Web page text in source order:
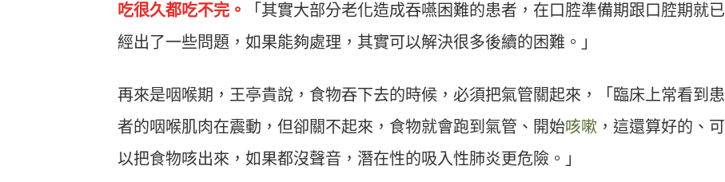
吃很久都吃不完。
「其實大部分老化造成吞嚥困難的患者，在口腔準備期跟口腔期就已
經出了一些問題，如果能夠處理，其實可以解決很多後續的困難。」
再來是咽喉期，王亭貴說，食物吞下去的時候，必須把氣管關起來，「臨床上常看到患
者的咽喉肌肉在震動，但卻關不起來，食物就會跑到氣管、開始咳嗽 ，這還算好的、可
以把食物咳出來，如果都沒聲音，潛在性的吸入性肺炎更危險。」